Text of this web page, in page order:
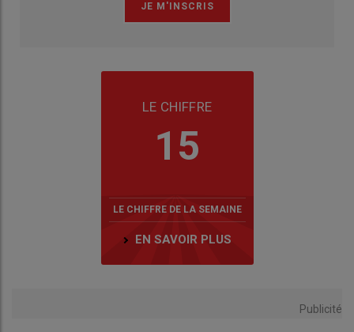
LE CHIFFRE
15
LE CHIFFRE DE LA SEMAINE
EN SAVOIR PLUS
Publicité